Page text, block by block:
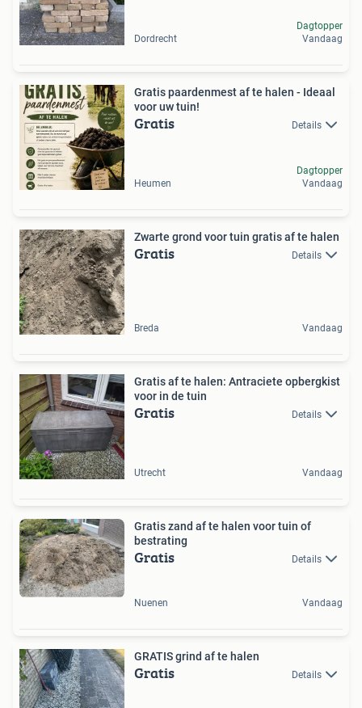
Dordrecht
Dagtopper
Vandaag
Gratis paardenmest af te halen - Ideaal
voor uw tuin!
Gratis Details
Heumen
Dagtopper
Vandaag
Zwarte grond voor tuin gratis af te halen
Gratis Details
Breda Vandaag
Gratis af te halen: Antraciete opbergkist
voor in de tuin
Gratis Details
Utrecht Vandaag
Gratis zand af te halen voor tuin of
bestrating
Gratis Details
Nuenen Vandaag
GRATIS grind af te halen
Gratis Details